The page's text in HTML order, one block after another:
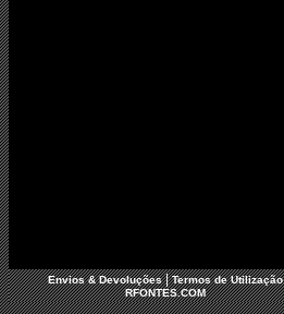
Envios & Devoluções|Termos de Utilização
RFONTES.COM